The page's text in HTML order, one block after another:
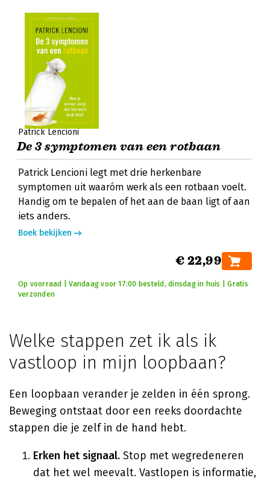
Patrick Lencioni
De 3 symptomen van een rotbaan
Patrick Lencioni legt met drie herkenbare
symptomen uit waaróm werk als een rotbaan voelt.
Handig om te bepalen of het aan de baan ligt of aan
iets anders.
Boek bekijken
€ 22,99
Op voorraad | Vandaag voor 17:00 besteld, dinsdag in huis | Gratis
verzonden
Welke stappen zet ik als ik
vastloop in mijn loopbaan?
Een loopbaan verander je zelden in één sprong.
Beweging ontstaat door een reeks doordachte
stappen die je zelf in de hand hebt.
Erken het signaal. Stop met wegredeneren
dat het wel meevalt. Vastlopen is informatie,